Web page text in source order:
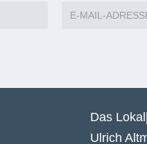
Das
Ulrich